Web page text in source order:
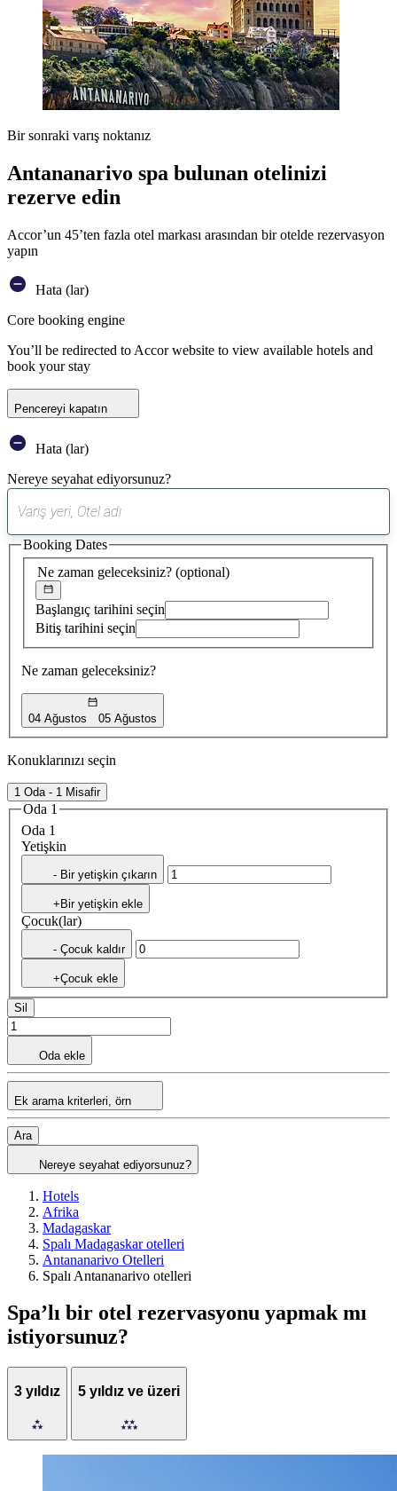
Bir sonraki varış noktanız
Antananarivo spa bulunan otelinizi
rezerve edin
Accor’un 45’ten fazla otel markası arasından bir otelde rezervasyon
yapın
Hata (lar)
Core booking engine
You’ll be redirected to Accor website to view available hotels and
book your stay
Pencereyi kapatın
Hata (lar)
Nereye seyahat ediyorsunuz?
öneri
bulundu
Ne zaman geleceksiniz? (optional)
Başlangıç tarihini seçin
Bitiş tarihini seçin
Ne zaman geleceksiniz?
04 Ağustos 05 Ağustos
Booking Dates
Konuklarınızı seçin
1 Oda - 1 Misafir
Oda 1
Oda 1
Yetişkin
- Bir yetişkin çıkarın
+Bir yetişkin ekle
Çocuk(lar)
- Çocuk kaldır
+Çocuk ekle
Sil
Oda ekle
Ek arama kriterleri, örn
Ara
Nereye seyahat ediyorsunuz?
Hotels
Afrika
Madagaskar
Spalı Madagaskar otelleri
Antananarivo Otelleri
Spalı Antananarivo otelleri
Spa’lı bir otel rezervasyonu yapmak mı
istiyorsunuz?
3 yıldız 5 yıldız ve üzeri